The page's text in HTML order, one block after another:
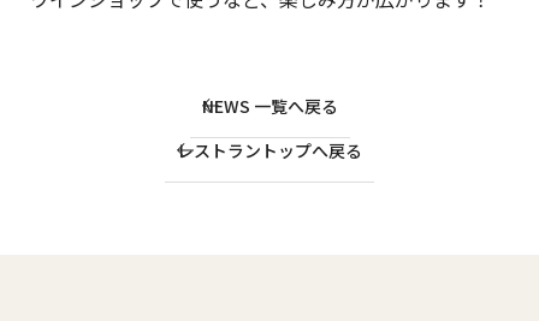
NEWS 一覧へ戻る
レストラントップへ戻る